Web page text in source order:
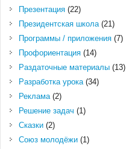
Презентация(22)
Президентская школа(21)
Программы / приложения(7)
Профориентация(14)
Раздаточные материалы(13)
Разработка урока(34)
Реклама(2)
Решение задач (1)
Сказки(2)
Союз молодёжи(1)